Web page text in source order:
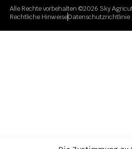
Alle Rechte vorbehalten ©2026 Sky
Rechtliche HinweiseDatenschutzrichtlinie